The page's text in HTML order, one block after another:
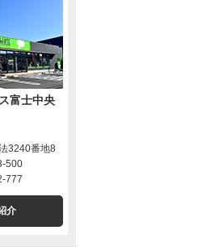
富士中央
3240番地8
500
777
介